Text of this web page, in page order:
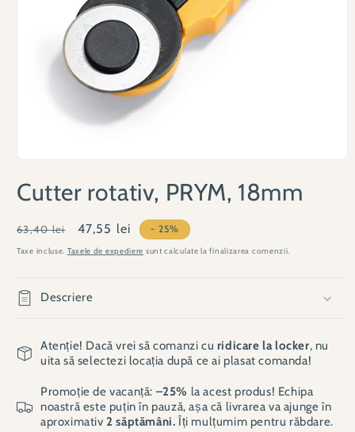
media
1
o
fereastră
modală
Cutter rotativ, PRYM, 18mm
Preț
obișnuit
63,40 lei
Preț
redus
47,55 lei - 25%
Taxe incluse. Taxele de expediere sunt calculate la finalizarea comenzii.
Descriere
Atenție! Dacă vrei să comanzi cu ridicare la locker, nu
uita să selectezi locația după ce ai plasat comanda!
Promoție de vacanță: –25% la acest produs! Echipa
noastră este puțin în pauză, așa că livrarea va ajunge în
aproximativ 2 săptămâni. Îți mulțumim pentru răbdare.